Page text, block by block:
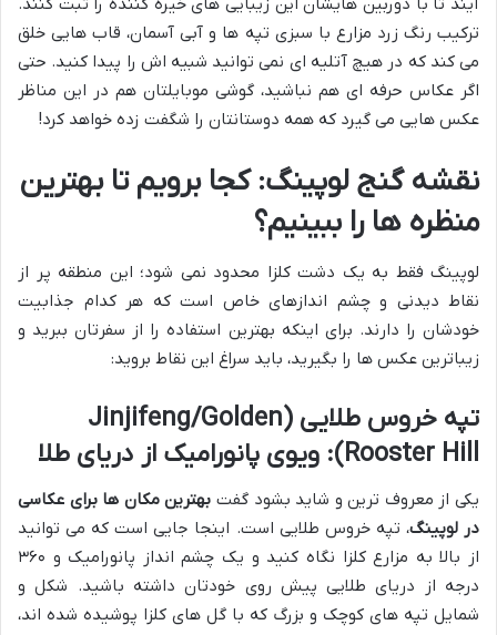
ترکیب رنگ زرد مزارع با سبزی تپه ها و آبی آسمان، قاب هایی خلق
می کند که در هیچ آتلیه ای نمی توانید شبیه اش را پیدا کنید. حتی
اگر عکاس حرفه ای هم نباشید، گوشی موبایلتان هم در این مناظر
عکس هایی می گیرد که همه دوستانتان را شگفت زده خواهد کرد!
نقشه گنج لوپینگ: کجا برویم تا بهترین
منظره ها را ببینیم؟
لوپینگ فقط به یک دشت کلزا محدود نمی شود؛ این منطقه پر از
نقاط دیدنی و چشم اندازهای خاص است که هر کدام جذابیت
خودشان را دارند. برای اینکه بهترین استفاده را از سفرتان ببرید و
زیباترین عکس ها را بگیرید، باید سراغ این نقاط بروید:
تپه خروس طلایی (Jinjifeng/Golden
Rooster Hill): ویوی پانورامیک از دریای طلا
یکی از معروف ترین و شاید بشود گفت بهترین مکان ها برای عکاسی
در لوپینگ، تپه خروس طلایی است. اینجا جایی است که می توانید
از بالا به مزارع کلزا نگاه کنید و یک چشم انداز پانورامیک و ۳۶۰
درجه از دریای طلایی پیش روی خودتان داشته باشید. شکل و
شمایل تپه های کوچک و بزرگ که با گل های کلزا پوشیده شده اند،